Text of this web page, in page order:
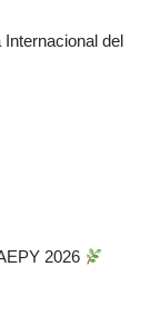
del
2026